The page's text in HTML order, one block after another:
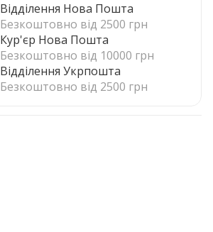
Відділення Нова Пошта
Безкоштовно від 2500 грн
Кур'єр Нова Пошта
Безкоштовно від 10000 грн
Відділення Укрпошта
Безкоштовно від 2500 грн